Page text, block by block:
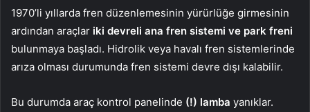
1970’li yıllarda fren düzenlemesinin yürürlüğe girmesinin
ardından araçlar iki devreli ana fren sistemi ve park freni
bulunmaya başladı. Hidrolik veya havalı fren sistemlerinde
arıza olması durumunda fren sistemi devre dışı kalabilir.
Bu durumda araç kontrol panelinde (!) lamba yanıklar.